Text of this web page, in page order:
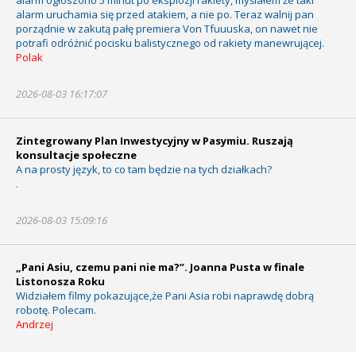
alarm uruchamia się przed atakiem, a nie po. Teraz walnij pan
porządnie w zakutą pałę premiera Von Tfuuuska, on nawet nie
potrafi odróżnić pocisku balistycznego od rakiety manewrującej.
Polak
2026-08-03 16:17:07
Zintegrowany Plan Inwestycyjny w Pasymiu. Ruszają
konsultacje społeczne
A na prosty język, to co tam będzie na tych działkach?
.
2026-08-03 15:09:16
„Pani Asiu, czemu pani nie ma?”. Joanna Pusta w finale
Listonosza Roku
Widziałem filmy pokazujące,że Pani Asia robi naprawdę dobrą
robotę. Polecam.
Andrzej